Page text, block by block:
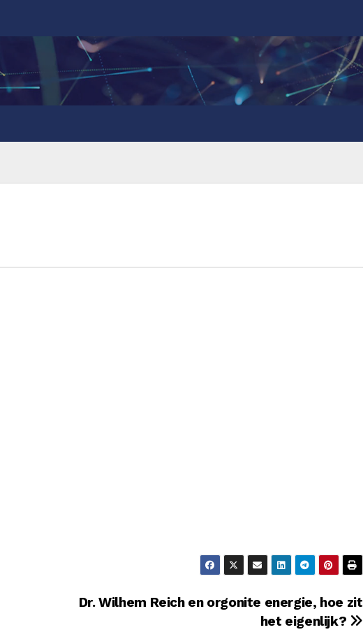
Dr. Wilhem Reich en orgonite energie, hoe zit
het eigenlijk?